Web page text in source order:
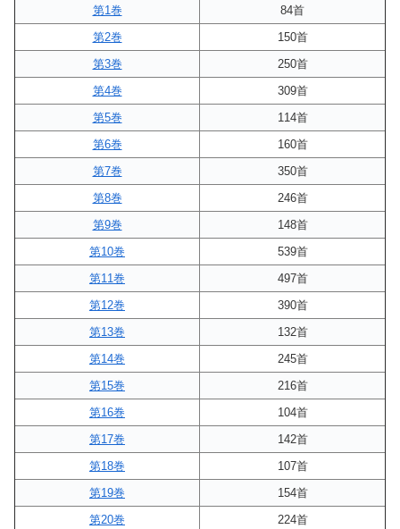
第1巻
84首
第2巻
150首
第3巻
250首
第4巻
309首
第5巻
114首
第6巻
160首
第7巻
350首
第8巻
246首
第9巻
148首
第10巻
539首
第11巻
497首
第12巻
390首
第13巻
132首
第14巻
245首
第15巻
216首
第16巻
104首
第17巻
142首
第18巻
107首
第19巻
154首
第20巻
224首